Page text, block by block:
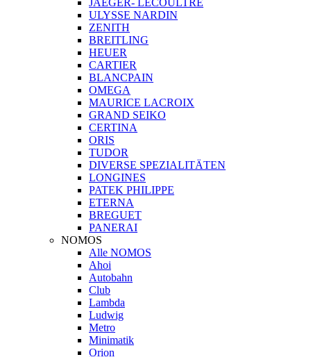
ULYSSE NARDIN
ZENITH
BREITLING
HEUER
CARTIER
BLANCPAIN
OMEGA
MAURICE LACROIX
GRAND SEIKO
CERTINA
ORIS
TUDOR
DIVERSE SPEZIALITÄTEN
LONGINES
PATEK PHILIPPE
ETERNA
BREGUET
PANERAI
NOMOS
Alle NOMOS
Ahoi
Autobahn
Club
Lambda
Ludwig
Metro
Minimatik
Orion